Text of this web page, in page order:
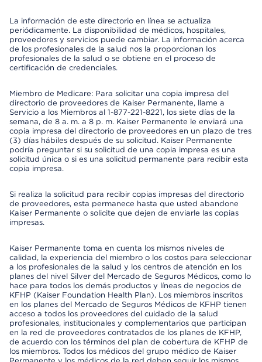
La información de este directorio en línea se actualiza
periódicamente. La disponibilidad de médicos, hospitales,
proveedores y servicios puede cambiar. La información acerca
de los profesionales de la salud nos la proporcionan los
profesionales de la salud o se obtiene en el proceso de
certificación de credenciales.
Miembro de Medicare: Para solicitar una copia impresa del
directorio de proveedores de Kaiser Permanente, llame a
Servicio a los Miembros al 1-877-221-8221, los siete días de la
semana, de 8 a. m. a 8 p. m. Kaiser Permanente le enviará una
copia impresa del directorio de proveedores en un plazo de tres
(3) días hábiles después de su solicitud. Kaiser Permanente
podría preguntar si su solicitud de una copia impresa es una
solicitud única o si es una solicitud permanente para recibir esta
copia impresa.
Si realiza la solicitud para recibir copias impresas del directorio
de proveedores, esta permanece hasta que usted abandone
Kaiser Permanente o solicite que dejen de enviarle las copias
impresas.
Kaiser Permanente toma en cuenta los mismos niveles de
calidad, la experiencia del miembro o los costos para seleccionar
a los profesionales de la salud y los centros de atención en los
planes del nivel Silver del Mercado de Seguros Médicos, como lo
hace para todos los demás productos y líneas de negocios de
KFHP (Kaiser Foundation Health Plan). Los miembros inscritos
en los planes del Mercado de Seguros Médicos de KFHP tienen
acceso a todos los proveedores del cuidado de la salud
profesionales, institucionales y complementarios que participan
en la red de proveedores contratados de los planes de KFHP,
de acuerdo con los términos del plan de cobertura de KFHP de
los miembros. Todos los médicos del grupo médico de Kaiser